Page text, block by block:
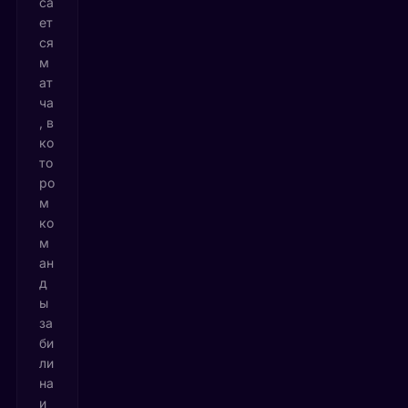
ет
ся
м
ат
ча
, в
ко
то
ро
м
ко
м
ан
д
ы
за
би
ли
на
и